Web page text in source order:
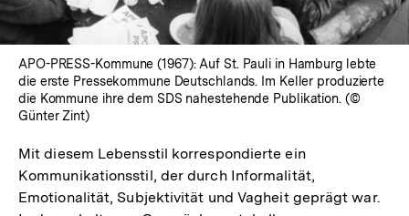
APO-PRESS-Kommune (1967): Auf St. Pauli in Hamburg lebte
die erste Pressekommune Deutschlands. Im Keller produzierte
die Kommune ihre dem SDS nahestehende Publikation. (©
Günter Zint)
Mit diesem Lebensstil korrespondierte ein
Kommunikationsstil, der durch Informalität,
Emotionalität, Subjektivität und Vagheit geprägt war.